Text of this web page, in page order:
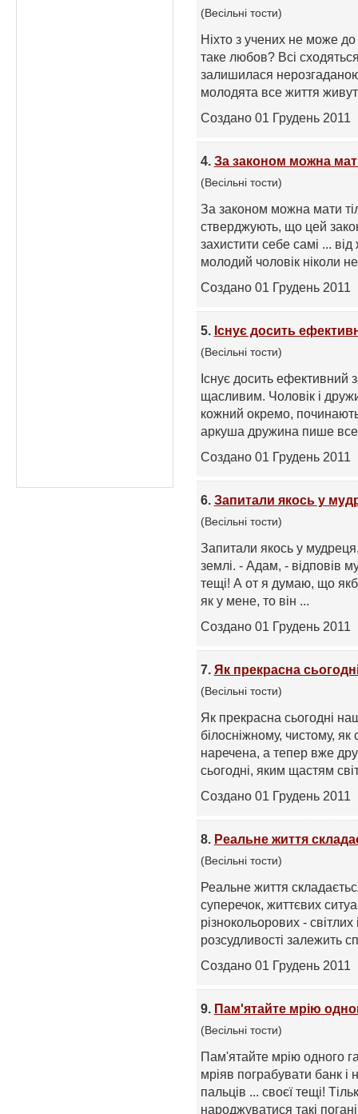
(Весільні тости)
Ніхто з учених не може
таке любов? Всі
залишилася
молодята все життя
Создано 01 Грудень 2011
4. За законом можна
(Весільні тости)
За законом можна мати
стверджують, що цей
захистити себе самі ...
молодий чоловік ніколи
Создано 01 Грудень 2011
5. Існує досить
(Весільні тости)
Існує досить ефективний
щасливим. Чоловік і
кожний окремо,
аркуша дружина пише
Создано 01 Грудень 2011
6. Запитали якось у
(Весільні тости)
Запитали якось у
землі. - Адам, - відповів
тещі! А от я думаю, що
як у мене, то він ...
Создано 01 Грудень 2011
7. Як прекрасна
(Весільні тости)
Як прекрасна сьогодні
білосніжному, чистому,
наречена, а тепер вже
сьогодні, яким щастям
Создано 01 Грудень 2011
8. Реальне життя
(Весільні тости)
Реальне життя
суперечок, життєвих
різнокольорових -
розсудливості залежить
Создано 01 Грудень 2011
9. Пам'ятайте мрію
(Весільні тости)
Пам'ятайте мрію одного
мріяв пограбувати банк і
пальців ... своєї тещі!
народжуватися такі